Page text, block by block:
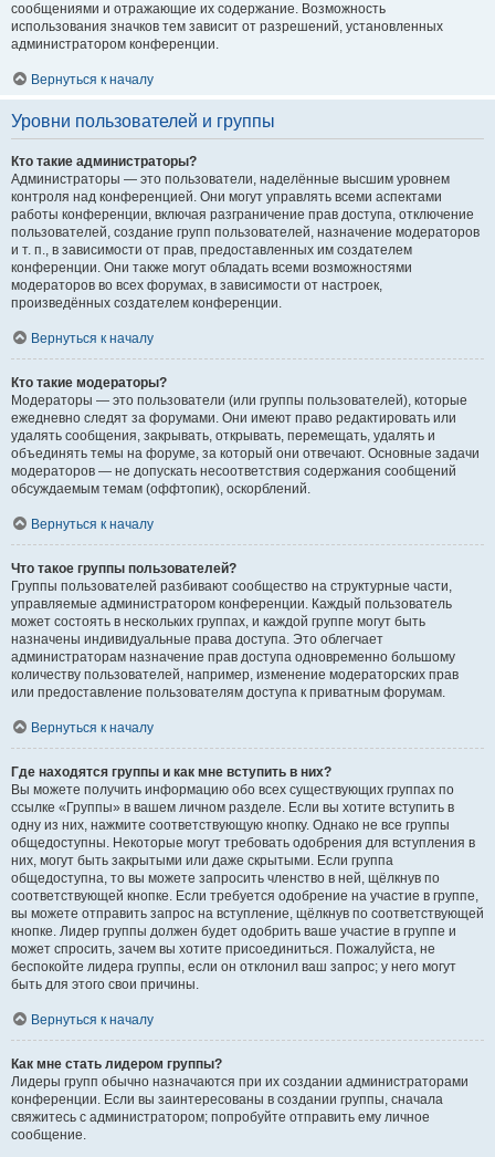
сообщениями и отражающие их содержание. Возможность
использования значков тем зависит от разрешений, установленных
администратором конференции.
Вернуться к началу
Уровни пользователей и группы
Кто такие администраторы?
Администраторы — это пользователи, наделённые высшим уровнем
контроля над конференцией. Они могут управлять всеми аспектами
работы конференции, включая разграничение прав доступа, отключение
пользователей, создание групп пользователей, назначение модераторов
и т. п., в зависимости от прав, предоставленных им создателем
конференции. Они также могут обладать всеми возможностями
модераторов во всех форумах, в зависимости от настроек,
произведённых создателем конференции.
Вернуться к началу
Кто такие модераторы?
Модераторы — это пользователи (или группы пользователей), которые
ежедневно следят за форумами. Они имеют право редактировать или
удалять сообщения, закрывать, открывать, перемещать, удалять и
объединять темы на форуме, за который они отвечают. Основные задачи
модераторов — не допускать несоответствия содержания сообщений
обсуждаемым темам (оффтопик), оскорблений.
Вернуться к началу
Что такое группы пользователей?
Группы пользователей разбивают сообщество на структурные части,
управляемые администратором конференции. Каждый пользователь
может состоять в нескольких группах, и каждой группе могут быть
назначены индивидуальные права доступа. Это облегчает
администраторам назначение прав доступа одновременно большому
количеству пользователей, например, изменение модераторских прав
или предоставление пользователям доступа к приватным форумам.
Вернуться к началу
Где находятся группы и как мне вступить в них?
Вы можете получить информацию обо всех существующих группах по
ссылке «Группы» в вашем личном разделе. Если вы хотите вступить в
одну из них, нажмите соответствующую кнопку. Однако не все группы
общедоступны. Некоторые могут требовать одобрения для вступления в
них, могут быть закрытыми или даже скрытыми. Если группа
общедоступна, то вы можете запросить членство в ней, щёлкнув по
соответствующей кнопке. Если требуется одобрение на участие в группе,
вы можете отправить запрос на вступление, щёлкнув по соответствующей
кнопке. Лидер группы должен будет одобрить ваше участие в группе и
может спросить, зачем вы хотите присоединиться. Пожалуйста, не
беспокойте лидера группы, если он отклонил ваш запрос; у него могут
быть для этого свои причины.
Вернуться к началу
Как мне стать лидером группы?
Лидеры групп обычно назначаются при их создании администраторами
конференции. Если вы заинтересованы в создании группы, сначала
свяжитесь с администратором; попробуйте отправить ему личное
сообщение.